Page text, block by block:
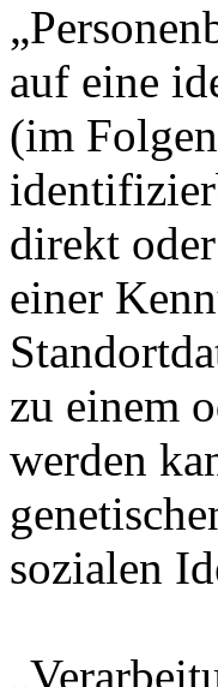
auf eine
(im
direkt
einer
zu einem
werden
sozialen